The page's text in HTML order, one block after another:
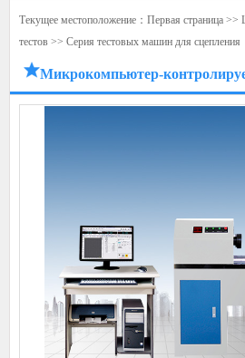
Текущее местоположение： Первая страница >>
тестов >> Серия тестовых машин для сцепления
Микрокомпьютер-